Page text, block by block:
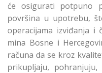
će osigurati potpuno
površina u upotrebu,
operacijama izviđanja i
mina Bosne i
računa da se kroz
prikupljaju,